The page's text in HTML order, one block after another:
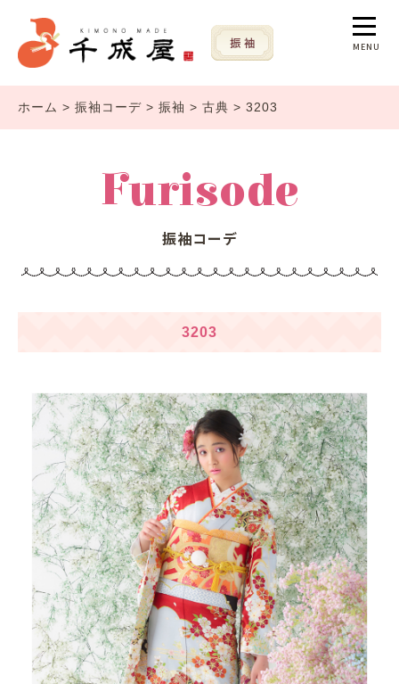
MENU
ホーム > 振袖コーデ > 振袖 > 古典 > 3203
Furisode
振袖コーデ
3203